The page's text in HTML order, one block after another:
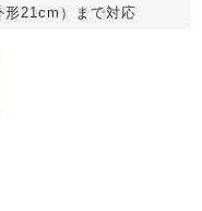
21cm）まで対応